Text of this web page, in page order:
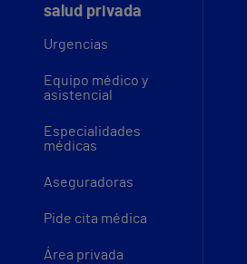
salud privada
Urgencias
Equipo médico y
asistencial
Especialidades
médicas
Aseguradoras
Pide cita médica
Área privada